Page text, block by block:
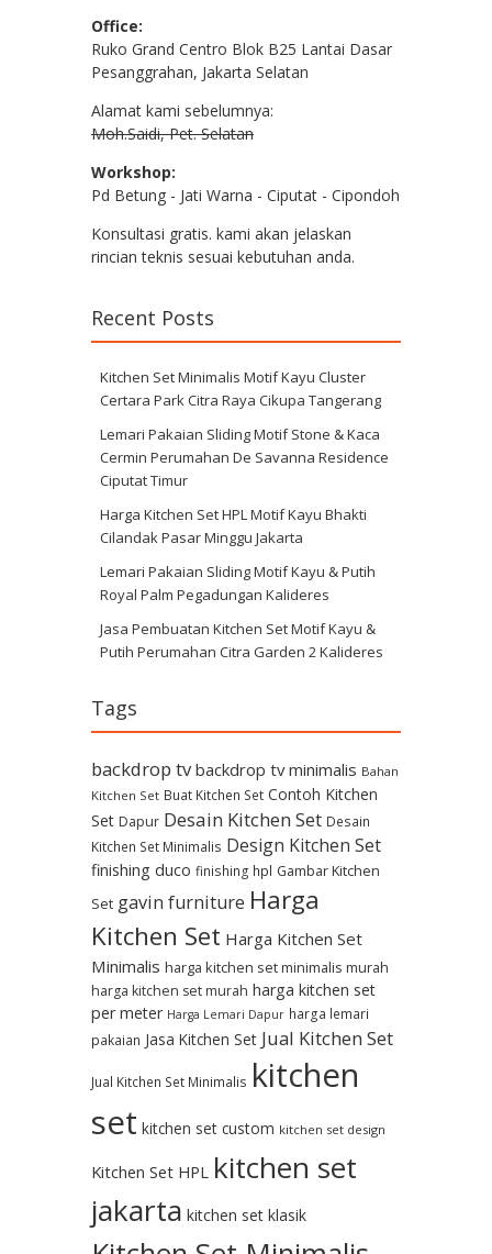
Office:
Ruko Grand Centro Blok B25 Lantai Dasar
Pesanggrahan, Jakarta Selatan
Alamat kami sebelumnya:
Moh.Saidi, Pet. Selatan
Workshop:
Pd Betung - Jati Warna - Ciputat - Cipondoh
Konsultasi gratis. kami akan jelaskan
rincian teknis sesuai kebutuhan anda.
Recent Posts
Kitchen Set Minimalis Motif Kayu Cluster
Certara Park Citra Raya Cikupa Tangerang
Lemari Pakaian Sliding Motif Stone & Kaca
Cermin Perumahan De Savanna Residence
Ciputat Timur
Harga Kitchen Set HPL Motif Kayu Bhakti
Cilandak Pasar Minggu Jakarta
Lemari Pakaian Sliding Motif Kayu & Putih
Royal Palm Pegadungan Kalideres
Jasa Pembuatan Kitchen Set Motif Kayu &
Putih Perumahan Citra Garden 2 Kalideres
Tags
backdrop tv backdrop tv minimalis Bahan
Kitchen Set Buat Kitchen Set Contoh Kitchen
Set Dapur Desain Kitchen Set Desain
Kitchen Set Minimalis Design Kitchen Set
finishing duco finishing hpl Gambar Kitchen
Set gavin furniture Harga
Kitchen Set Harga Kitchen Set
Minimalis harga kitchen set minimalis murah
harga kitchen set murah harga kitchen set
per meter Harga Lemari Dapur harga lemari
pakaian Jasa Kitchen Set Jual Kitchen Set
Jual Kitchen Set Minimalis kitchen
set kitchen set custom kitchen set design
Kitchen Set HPL kitchen set
jakarta kitchen set klasik